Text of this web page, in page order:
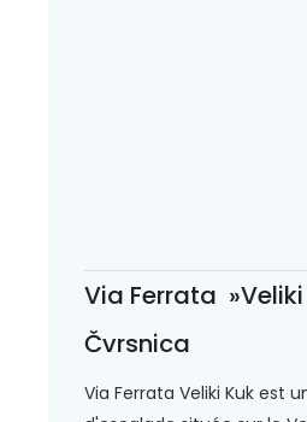
Via Ferrata »Veliki
Čvrsnica
Via Ferrata Veliki Kuk est